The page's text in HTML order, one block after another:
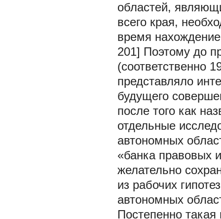
областей,
всего края,
время
201] Поэтому до
(соответственно
представляло
будущего
после того как
отдельные
автономных
«банка правовых
желательно
из рабочих
автономных
Постепенно